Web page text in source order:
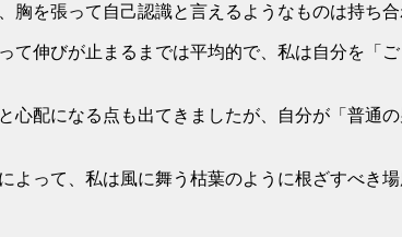
を張って自己認識と言えるようなものは持ち合
伸びが止まるまでは平均的で、私は自分を「
配になる点も出てきましたが、自分が「普通
って、私は風に舞う枯葉のように根ざすべき